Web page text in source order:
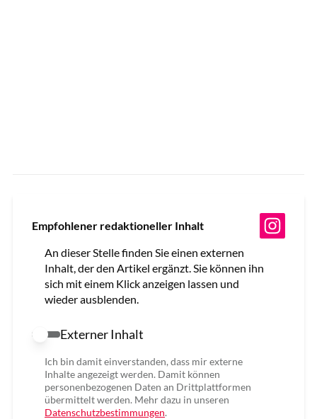
Empfohlener redaktioneller Inhalt
An dieser Stelle finden Sie einen externen
Inhalt, der den Artikel ergänzt. Sie können ihn
sich mit einem Klick anzeigen lassen und
wieder ausblenden.
Externer Inhalt erlauben
Externer Inhalt
Ich bin damit einverstanden, dass mir externe
Inhalte angezeigt werden. Damit können
personenbezogenen Daten an Drittplattformen
übermittelt werden. Mehr dazu in unseren
Datenschutzbestimmungen.